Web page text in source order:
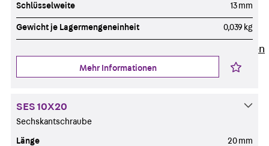
Karriere
Karriere
Stellenausschreibungen
Unsere Standorte
Schlüsselweite 13 mm
Gewicht je Lagermengeneinheit 0,039 kg
Mehr Informationen
SES 10X20
Sechskantschraube
Länge 20 mm